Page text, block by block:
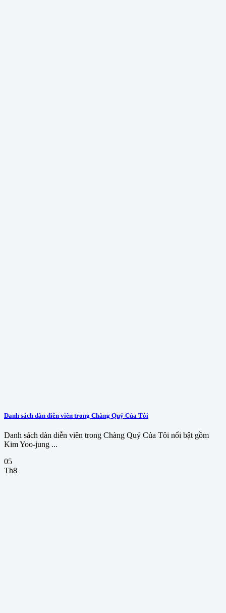
Danh sách dàn diễn viên trong Chàng Quỷ Của Tôi
Danh sách dàn diễn viên trong Chàng Quỷ Của Tôi nổi bật gồm
Kim Yoo-jung ...
05
Th8